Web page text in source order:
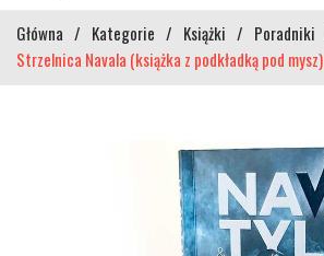
Główna / Kategorie / Książki / Poradniki
Strzelnica Navala (książka z podkładką pod mysz)